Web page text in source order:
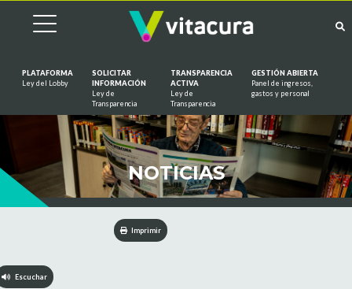
PLATAFORMA
Ley del Lobby
SOLICITAR
INFORMACIÓN
Ley de
Transparencia
TRANSPARENCIA
ACTIVA
Ley de
Transparencia
GESTIÓN ABIERTA
Panel de ingresos,
gastos y personal
NOTICIAS
Imprimir
Escuchar